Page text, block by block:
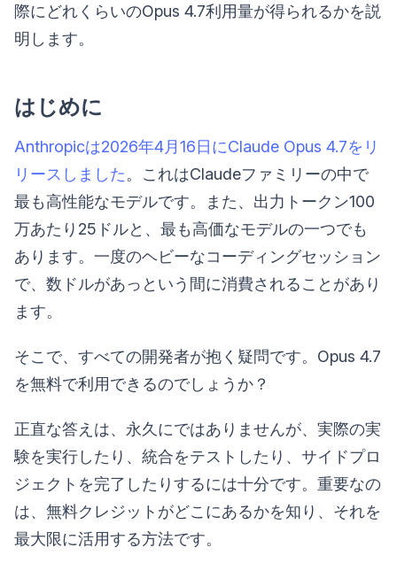
際にどれくらいのOpus 4.7利用量が得られるかを説
明します。
はじめに
Anthropicは2026年4月16日にClaude Opus 4.7をリ
リースしました。これはClaudeファミリーの中で
最も高性能なモデルです。また、出力トークン100
万あたり25ドルと、最も高価なモデルの一つでも
あります。一度のヘビーなコーディングセッション
で、数ドルがあっという間に消費されることがあり
ます。
そこで、すべての開発者が抱く疑問です。Opus 4.7
を無料で利用できるのでしょうか？
正直な答えは、永久にではありませんが、実際の実
験を実行したり、統合をテストしたり、サイドプロ
ジェクトを完了したりするには十分です。重要なの
は、無料クレジットがどこにあるかを知り、それを
最大限に活用する方法です。